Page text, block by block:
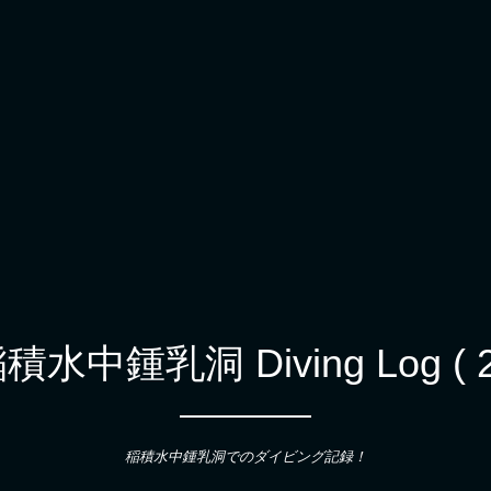
水中鍾乳洞 Diving Log (
稲積水中鍾乳洞でのダイビング記録！